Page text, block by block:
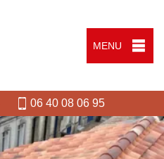
MENU
06 40 08 06 95